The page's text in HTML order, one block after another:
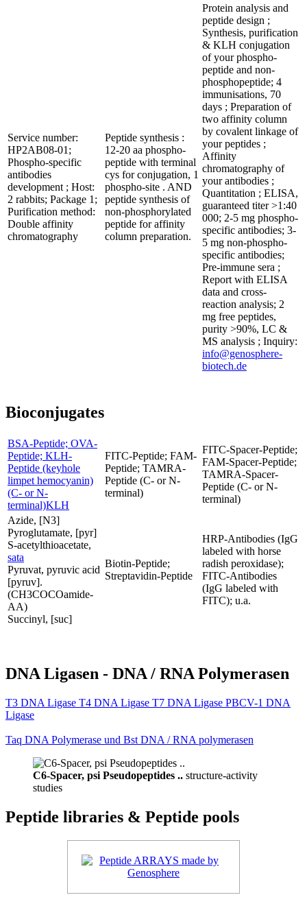
Service number:
HP2AB08-01;
Phospho-specific
antibodies
development ; Host:
2 rabbits; Package 1;
Purification method:
Double affinity
chromatography
Peptide synthesis :
12-20 aa phospho-
peptide with terminal
cys for conjugation, 1
phospho-site . AND
peptide synthesis of
non-phosphorylated
peptide for affinity
column preparation.
Protein analysis and
peptide design ;
Synthesis, purification
& KLH conjugation
of your phospho-
peptide and non-
phosphopeptide; 4
immunisations, 70
days ; Preparation of
two affinity column
by covalent linkage of
your peptides ;
Affinity
chromatography of
your antibodies ;
Quantitation ; ELISA,
guaranteed titer >1:40
000; 2-5 mg phospho-
specific antibodies; 3-
5 mg non-phospho-
specific antibodies;
Pre-immune sera ;
Report with ELISA
data and cross-
reaction analysis; 2
mg free peptides,
purity >90%, LC &
MS analysis ; Inquiry:
info@genosphere-
biotech.de
Bioconjugates
BSA-Peptide; OVA-
Peptide; KLH-
Peptide (keyhole
limpet hemocyanin)
(C- or N-
terminal)KLH
FITC-Peptide; FAM-
Peptide; TAMRA-
Peptide (C- or N-
terminal)
FITC-Spacer-Peptide;
FAM-Spacer-Peptide;
TAMRA-Spacer-
Peptide (C- or N-
terminal)
Azide, [N3]
Pyroglutamate, [pyr]
S-acetylthioacetate,
sata
Pyruvat, pyruvic acid
[pyruv].
(CH3COCOamide-
AA)
Succinyl, [suc]
Biotin-Peptide;
Streptavidin-Peptide
HRP-Antibodies (IgG
labeled with horse
radish peroxidase);
FITC-Antibodies
(IgG labeled with
FITC); u.a.
DNA Ligasen - DNA / RNA Polymerasen
T3 DNA Ligase T4 DNA Ligase T7 DNA Ligase PBCV-1 DNA
Ligase
Taq DNA Polymerase und Bst DNA / RNA polymerasen
C6-Spacer, psi Pseudopeptides .. structure-activity
studies
Peptide libraries & Peptide pools